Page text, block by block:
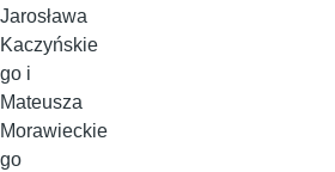
Jarosława
Kaczyńskie
go i
Mateusza
Morawieckie
go